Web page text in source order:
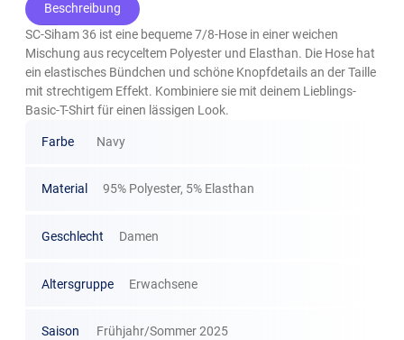
Beschreibung
SC-Siham 36 ist eine bequeme 7/8-Hose in einer weichen
Mischung aus recyceltem Polyester und Elasthan. Die Hose hat
ein elastisches Bündchen und schöne Knopfdetails an der Taille
mit strechtigem Effekt. Kombiniere sie mit deinem Lieblings-
Basic-T-Shirt für einen lässigen Look.
Farbe Navy
Material 95% Polyester, 5% Elasthan
Geschlecht Damen
Altersgruppe Erwachsene
Saison Frühjahr/Sommer 2025